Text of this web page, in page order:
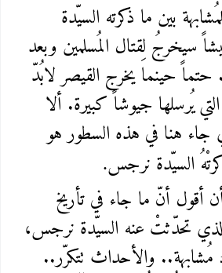
بين ما ذكرته السيّدة
لِقتال المُسلمين وبعد
حينما يخرج القيصر لابُدّ
يُرسلها جيوشاً كبيرة. ألا
هنا في هذه السطور هو
السيّدة نرجس.
أقول أنّ ما جاء في تأريخ
تحدّثتْ عنه السيّدة نرجس،
والأحداث تتكرّر..